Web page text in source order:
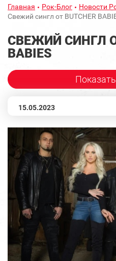
Главная Рок-Блог
Новости
Свежий сингл от BUTCHER
СВЕЖИЙ СИНГЛ
BABIES
15.05.2023